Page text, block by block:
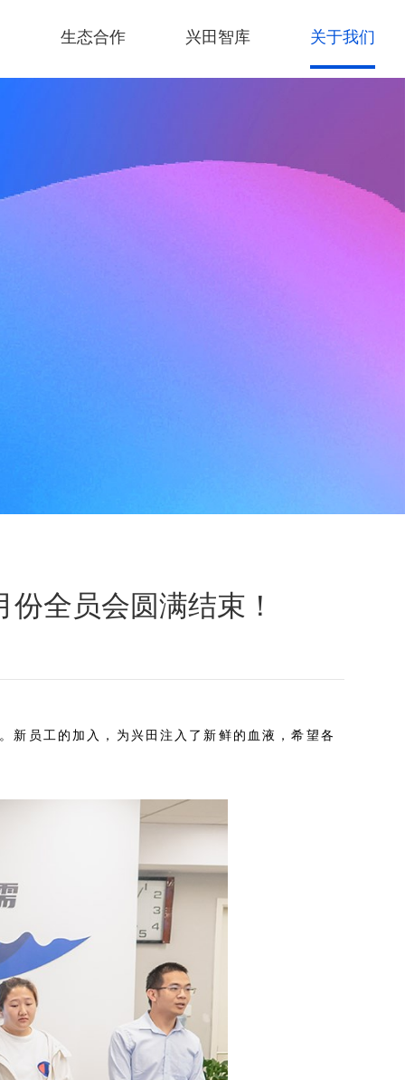
生态合作 兴田智库 关于我们
全员会圆满结束！
新员工的加入，为兴田注入了新鲜的血液，希望各